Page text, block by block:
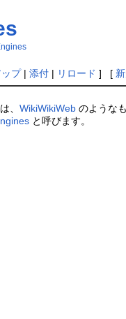
プ| 添付| リロード ] [
、 WikiWikiWebのような
と呼びます。